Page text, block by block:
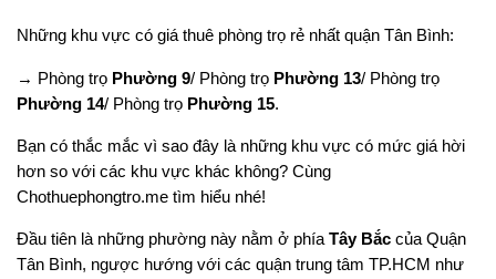
Những khu vực có giá thuê phòng trọ rẻ nhất quận Tân Bình:
→ Phòng trọ Phường 9/ Phòng trọ Phường 13/ Phòng trọ
Phường 14/ Phòng trọ Phường 15.
Bạn có thắc mắc vì sao đây là những khu vực có mức giá hời
hơn so với các khu vực khác không? Cùng
Chothuephongtro.me tìm hiểu nhé!
Đầu tiên là những phường này nằm ở phía Tây Bắc của Quận
Tân Bình, ngược hướng với các quận trung tâm TP.HCM như